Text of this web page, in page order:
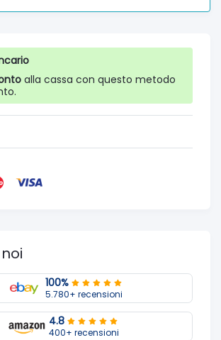
alla cassa con questo metodo
100%
5.780+ recensioni
4.8
400+ recensioni